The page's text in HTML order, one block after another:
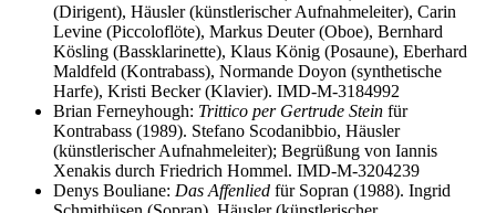
(Dirigent), Häusler (künstlerischer Aufnahmeleiter), Carin
Levine (Piccoloflöte), Markus Deuter (Oboe), Bernhard
Kösling (Bassklarinette), Klaus König (Posaune), Eberhard
Maldfeld (Kontrabass), Normande Doyon (synthetische
Harfe), Kristi Becker (Klavier). IMD-M-3184992
Brian Ferneyhough: Trittico per Gertrude Stein für
Kontrabass (1989). Stefano Scodanibbio, Häusler
(künstlerischer Aufnahmeleiter); Begrüßung von Iannis
Xenakis durch Friedrich Hommel. IMD-M-3204239
Denys Bouliane: Das Affenlied für Sopran (1988). Ingrid